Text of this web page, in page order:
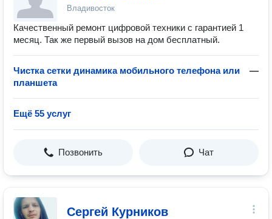
Владивосток
Качественный ремонт цифровой техники с гарантией 1
месяц. Так же первый вызов на дом бесплатный.
Чистка сетки динамика мобильного телефона или
планшета
—
Ещё 55 услуг
Позвонить Чат
Сергей Курников